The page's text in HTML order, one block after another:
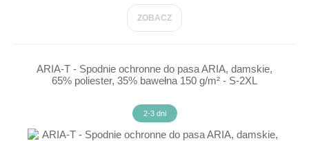
ZOBACZ
ARIA-T - Spodnie ochronne do pasa ARIA, damskie,
65% poliester, 35% bawełna 150 g/m² - S-2XL
2-3 dni